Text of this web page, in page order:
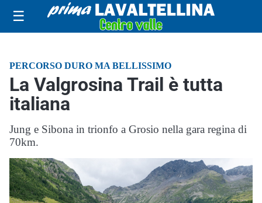
☰
PERCORSO DURO MA BELLISSIMO
La Valgrosina Trail è tutta
italiana
Jung e Sibona in trionfo a Grosio nella gara regina di
70km.